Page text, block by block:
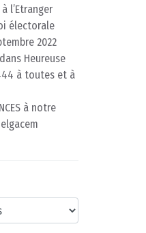
l’Etranger
électorale
2022
dans Heureuse
à toutes et à
à notre